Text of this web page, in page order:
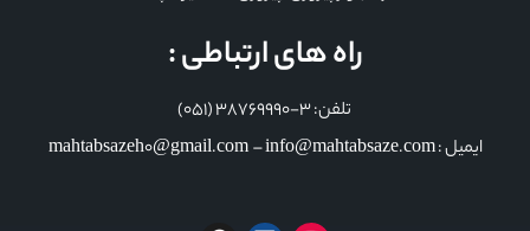
راه های ارتباطی :
تلفن: 3-38769990 (051)
ایمیل : mahtabsazeh0@gmail.com – info@mahtabsaze.com